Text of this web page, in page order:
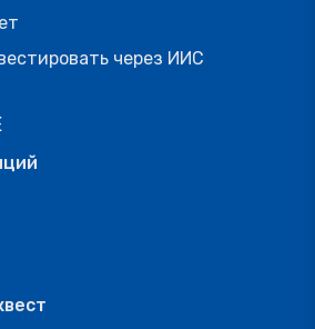
через ИИС